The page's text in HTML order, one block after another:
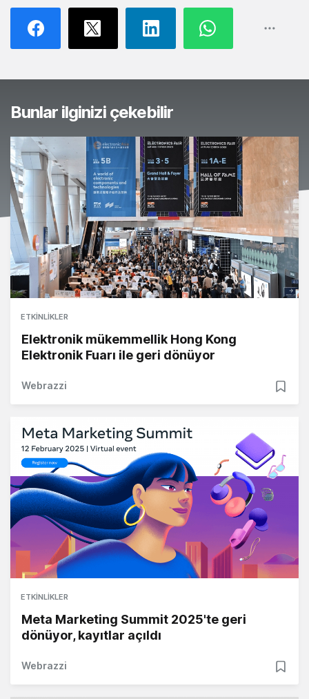
Bunlar ilginizi çekebilir
ETKINLIKLER
Elektronik mükemmellik Hong Kong
Elektronik Fuarı ile geri dönüyor
Webrazzi
ETKINLIKLER
Meta Marketing Summit 2025'te geri
dönüyor, kayıtlar açıldı
Webrazzi